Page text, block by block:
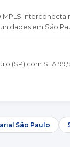
interconecta
em São
(SP) com SLA
São Paulo